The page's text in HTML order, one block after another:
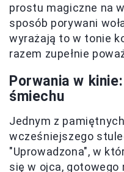
prostu magiczne na
sposób porywani
wyrażają to w tonie
razem zupełnie
Porwania w
śmiechu
Jednym z
wcześniejszego
"Uprowadzona", w
się w ojca, gotowego